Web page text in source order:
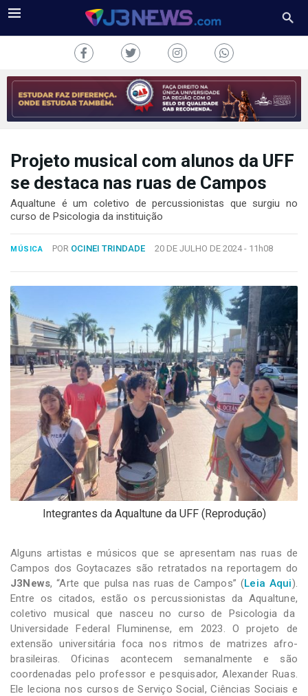
J3NEWS
COLUNAS
FALE
Copyright
2024
Desenvolvido
por
Hesea
Tecnologia
Sistemas
Projeto musical com alunos da UFF
se destaca nas ruas de Campos
Aqualtune é um coletivo de percussionistas que surgiu no
curso de Psicologia da instituição
MÚSICA POR OCINEI TRINDADE 20 DE JULHO DE 2024 - 11h08
Integrantes da Aqualtune da UFF (Reprodução)
Alguns artistas e músicos que se apresentam nas ruas de
Campos dos Goytacazes são retratados na reportagem do
J3News, “Arte que pulsa nas ruas de Campos” (Leia Aqui).
Entre os citados, estão os percussionistas da Aqualtune,
coletivo musical que nasceu no curso de Psicologia da
Universidade Federal Fluminense, em 2023. O projeto de
extensão universitária foca nos ritmos de matrizes afro-
brasileiras. Oficinas acontecem semanalmente e são
coordenadas pelo professor e pesquisador, Alexander Ruas.
Ele leciona nos cursos de Serviço Social, Ciências Sociais e